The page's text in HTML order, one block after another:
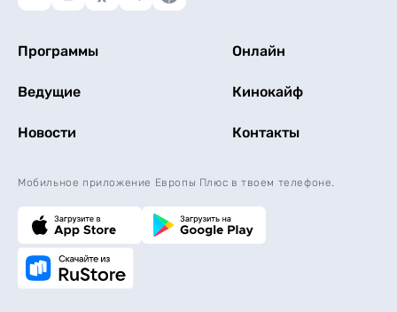
Программы Онлайн
Ведущие Кинокайф
Новости Контакты
Мобильное приложение Европы Плюс в твоем телефоне.